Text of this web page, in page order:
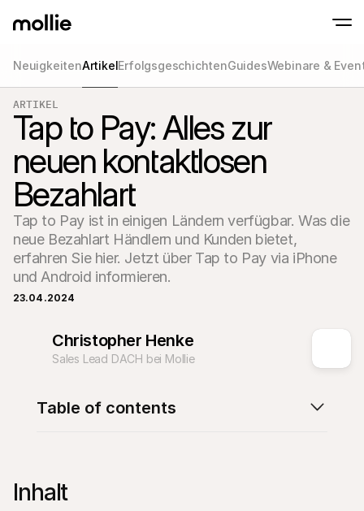
Tap to Pay auf dem iPhone
Akzeptieren Sie kontaklose Zahlungen
Erfahren Sie mehr
Akzeptieren und
Zahlungen
Empfangen Sie
Terminals und
für eine höhere
Wiederkehrende
Erhalten Sie
Abo-Zahlungen
Acceptance & Risk
Erfahren Sie mehr über unser Agentur-Partnerprogramm
Developer-Portal
NeuigkeitenArtikelErfolgsgeschichtenGuidesWebinare &
ARTIKEL
Tap to Pay: Alles zur
neuen kontaktlosen
Bezahlart
Tap to Pay ist in einigen Ländern verfügbar. Was die
neue Bezahlart Händlern und Kunden bietet,
erfahren Sie hier. Jetzt über Tap to Pay via iPhone
und Android informieren.
23.04.2024
Christopher Henke
Sales Lead DACH bei Mollie
Inhalt
Table of contents